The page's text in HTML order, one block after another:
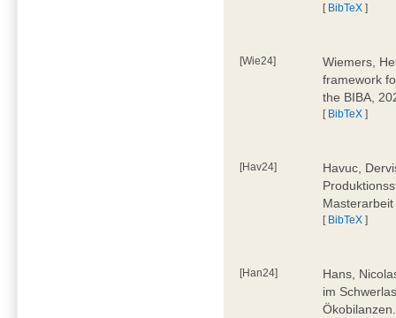
[ BibTeX ]
[Wie24]
Wiemers,
framework
the BIBA,
[ BibTeX ]
[Hav24]
Havuc,
[ BibTeX ]
[Han24]
Hans,
im